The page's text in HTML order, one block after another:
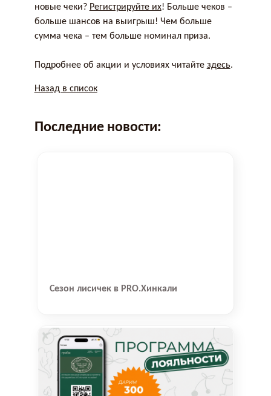
новые чеки? Регистрируйте их! Больше чеков –
больше шансов на выигрыш! Чем больше
сумма чека – тем больше номинал приза.
Подробнее об акции и условиях читайте здесь.
Назад в список
Последние новости:
Сезон лисичек в PRO.Хинкали